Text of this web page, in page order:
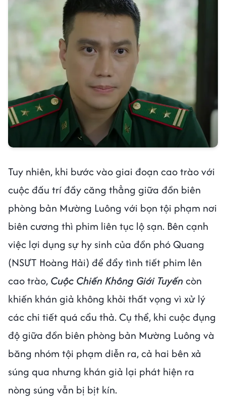
Tuy nhiên, khi bước vào giai đoạn cao trào với
cuộc đấu trí đầy căng thẳng giữa đồn biên
phòng bản Mường Luông với bọn tội phạm nơi
biên cương thì phim liên tục lộ sạn. Bên cạnh
việc lợi dụng sự hy sinh của đồn phó Quang
(NSƯT Hoàng Hải) để đẩy tình tiết phim lên
cao trào, Cuộc Chiến Không Giới Tuyến còn
khiến khán giả không khỏi thất vọng vì xử lý
các chi tiết quá cẩu thả. Cụ thể, khi cuộc đụng
độ giữa đồn biên phòng bản Mường Luông và
băng nhóm tội phạm diễn ra, cả hai bên xả
súng qua nhưng khán giả lại phát hiện ra
nòng súng vẫn bị bịt kín.